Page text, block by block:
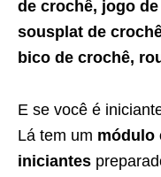
de crochê, jogo
sousplat de
bico de crochê,
E se você é
Lá tem um módulo
iniciantes